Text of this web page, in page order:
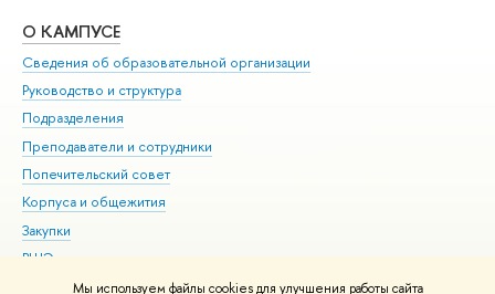
Мы используем файлы cookies для улучшения работы сайта
О КАМПУСЕ
Сведения об образовательной организации
Руководство и структура
Подразделения
Преподаватели и сотрудники
Попечительский совет
Корпуса и общежития
Закупки
ВШЭ для студентов с ограниченными возможностями
здоровья и инвалидностью